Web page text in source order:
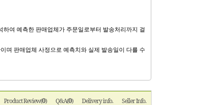
하여 예측한 판매업체가 주문일로부터 발송처리까지 걸
며 판매업체 사정으로 예측치와 실제 발송일이 다를 수
Product Review(0) Q&A(0) Delivery info. Seller Info.